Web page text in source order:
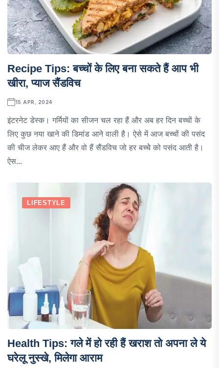
Recipe Tips: बच्चों के लिए बना सकते हैं आप भी
खीरा, प्याज सैंडविच
15 APR, 2024
इंटरनेट डेस्क। गर्मियों का सीजन चल रहा हैं और अब हर दिन बच्चों के
लिए कुछ नया खाने की डिमांड आने वाली है। ऐसे में आज बच्चों की पसंद
की चीज लेकर आए हैं और वो हैं सैंडविच जो हर बच्चेे को पसंद आती है।
ऐस...
LIFESTYLE
Health Tips: गले में हो रही हैं खराश तो अपना ले ये
घरेलू नुस्खे, मिलेगा आराम